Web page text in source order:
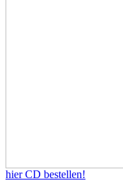
hier CD bestellen!